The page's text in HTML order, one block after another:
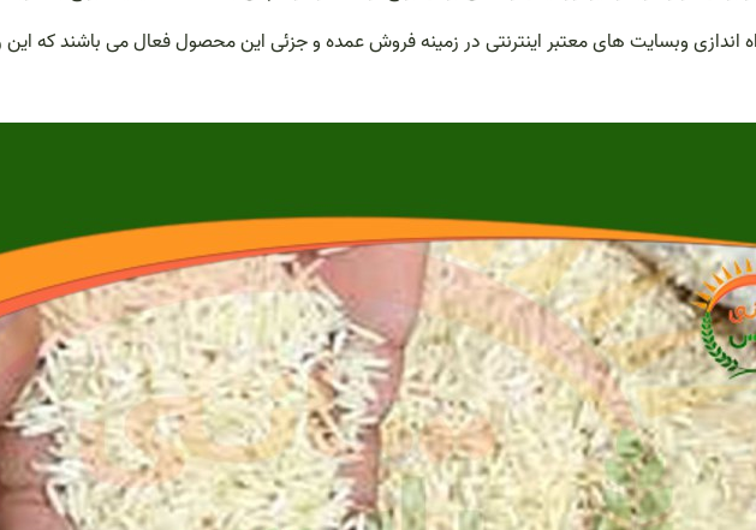
اندازی وبسایت های معتبر اینترنتی در زمینه فروش عمده و جزئی این محصول فعال می باشند